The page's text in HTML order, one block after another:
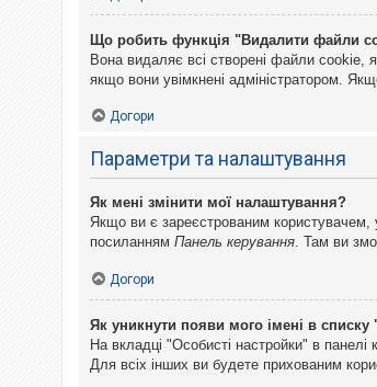
Що робить функція "Видалити файли
Вона видаляє всі створені файли cookie,
якщо вони увімкнені адміністратором.
Догори
Параметри та налаштування
Як мені змінити мої налаштування?
Якщо ви є зареєстрованим користувачем,
посиланням Панель керування. Там ви
Догори
Як уникнути появи мого імені в
На вкладці "Особисті настройки" в панелі
Для всіх інших ви будете прихованим